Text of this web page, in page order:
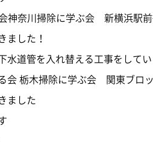
神奈川掃除に学ぶ会 新横浜駅
ました！
水道管を入れ替える工事をしてい
会 栃木掃除に学ぶ会 関東ブロ
ました